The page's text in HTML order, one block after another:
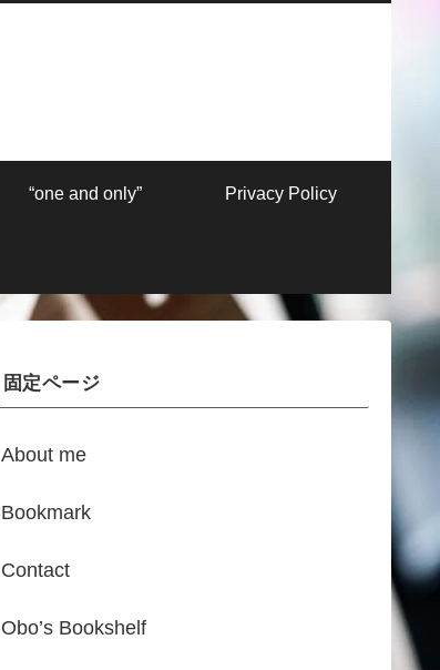
“one and only” Privacy Policy
固定ページ
About me
Bookmark
Contact
Obo’s Bookshelf